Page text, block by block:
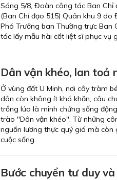
Sáng 5/8, Đoàn công tác Ban Chỉ
(Ban Chỉ đạo 515) Quân khu 9 do
Phó Trưởng ban Thường trực Ban
tác lấy mẫu hài cốt liệt sĩ phục vụ
Dân vận khéo, lan toả
Ở vùng đất U Minh, nơi cây tràm
dân còn không ít khó khăn, câu
trồng lúa là minh chứng sống
trào "Dân vận khéo". Từ những
nguồn lương thực quý giá mà
cuộc sống.
Bước chuyển tư duy